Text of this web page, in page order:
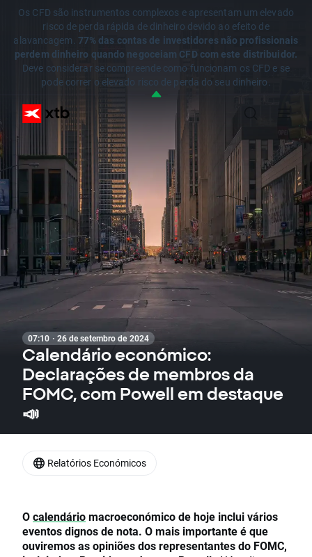
Os CFD são instrumentos complexos e apresentam um elevado
risco de perda rápida de dinheiro devido ao efeito de
alavancagem. 77% das contas de investidores não profissionais
perdem dinheiro quando negoceiam CFD com este distribuidor.
Deve considerar se compreende como funcionam os CFD e se
pode correr o elevado risco de perda do seu dinheiro.
07:10 · 26 de setembro de 2024
Calendário económico:
Declarações de membros da
FOMC, com Powell em destaque
📣
Ocalendáriomacroeconómico de hoje inclui vários
eventos dignos de nota. O mais importante é que
ouviremos as opiniões dos representantes do FOMC,
Relatórios Económicos